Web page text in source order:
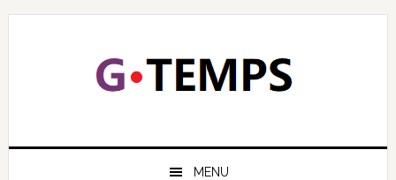
Skip
Skip
Skip
Skip
GTEMPS
MENU